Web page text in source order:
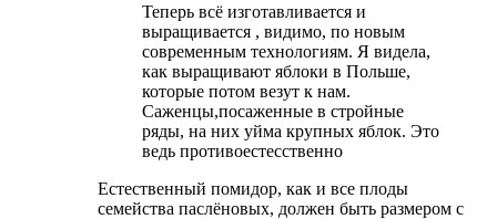
Теперь всё изготавливается и
выращивается , видимо, по новым
современным технологиям. Я видела,
как выращивают яблоки в Польше,
которые потом везут к нам.
Саженцы,посаженные в стройные
ряды, на них уйма крупных яблок. Это
ведь противоестесственно
Естественный помидор, как и все плоды
семейства паслёновых, должен быть размером с